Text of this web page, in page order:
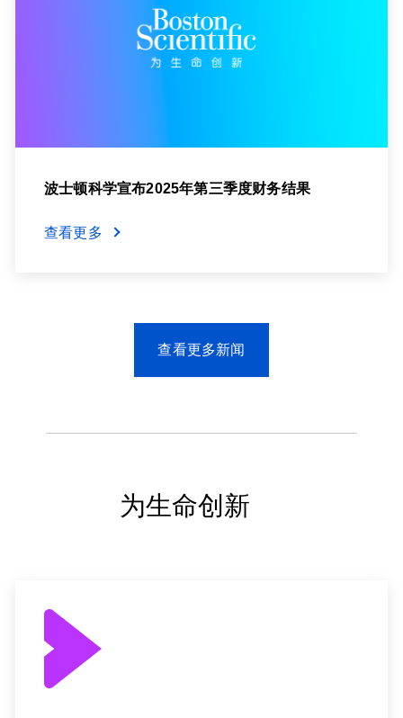
波士顿科学宣布2025年第三季度财务结果
查看更多
查看更多新闻
为生命创新